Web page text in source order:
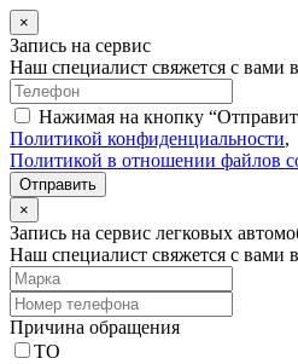
×
Запись на сервис
Наш специалист свяжется с вами
Нажимая на кнопку
Политикой конфиденциальности,
Политикой в отношении файлов
Отправить
×
Запись на сервис легковых
Наш специалист свяжется с вами
Причина обращения
ТО